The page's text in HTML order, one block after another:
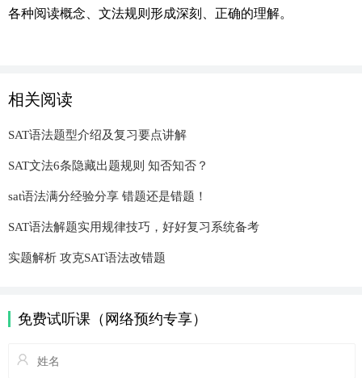
各种阅读概念、文法规则形成深刻、正确的理解。
相关阅读
SAT语法题型介绍及复习要点讲解
SAT文法6条隐藏出题规则 知否知否？
sat语法满分经验分享 错题还是错题！
SAT语法解题实用规律技巧，好好复习系统备考
实题解析 攻克SAT语法改错题
免费试听课（网络预约专享）